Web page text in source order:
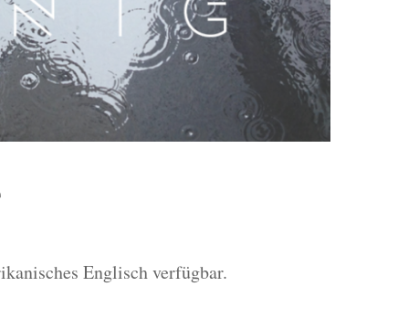
Englisch verfügbar.